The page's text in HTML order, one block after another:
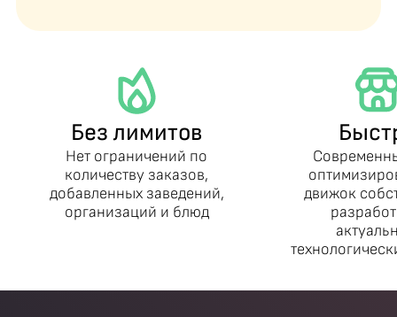
Без лимитов
Нет ограничений по
количеству заказов,
добавленных заведений,
организаций и блюд
движок